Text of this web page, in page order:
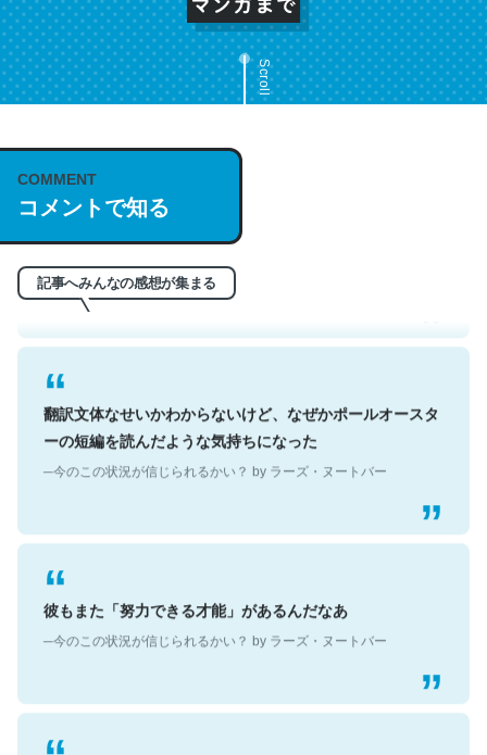
Scroll
COMMENT
コメントで知る
記事へみんなの感想が集まる
これは名文。彼はとてもクレバーなんだろうなと凄く思
う。英語少しでも読める人は原文もお勧め。自分はこの流
れ好き。Let’s Fucking Go. Then Covid hit. Shit.
─今のこの状況が信じられるかい？ by ラーズ・ヌートバー
翻訳文体なせいかわからないけど、なぜかポールオースタ
ーの短編を読んだような気持ちになった
─今のこの状況が信じられるかい？ by ラーズ・ヌートバー
彼もまた「努力できる才能」があるんだなあ
─今のこの状況が信じられるかい？ by ラーズ・ヌートバー